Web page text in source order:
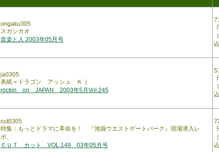
ongaku305
スガシカオ
音楽と人 2003年05月号
込
ja0305
表紙＝ドラゴン アッシュ Ｋｊ
rockin on JAPAN 2003年5月Vol.245
込
cut0305
特集：もっとドラマに革命を！ 『池袋ウエストゲートパーク』現場潜入レ
ポ、
ＣＵＴ カット VOL.149 03年05月号
込